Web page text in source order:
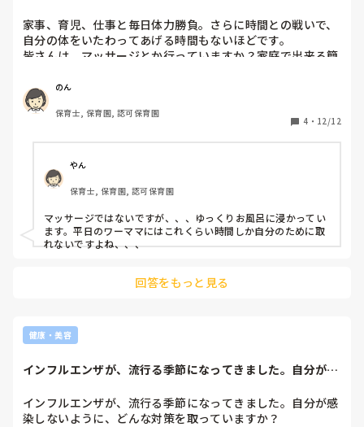
家事、育児、仕事と毎日体力勝負。さらに時間との戦いで、
自分の体をいたわってあげる時間もないほどです。
皆さんは、マッサージとか行っていますか？家庭で出来る簡
い。
のん
保育士, 保育園, 認可保育園
4 ・ 12/12
やん
保育士, 保育園, 認可保育園
マッサージではないですが、、、ゆっくりお風呂に浸かってい
ます。平日のワーママにはこれくらい時間しか自分のために取
れないですよね、、、
回答をもっと見る
健康・美容
インフルエンザが、流行る季節になってきました。自分が感
インフルエンザが、流行る季節になってきました。自分が感
染しないように、どんな対策を取っていますか？